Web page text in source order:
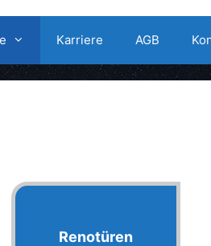
Karriere AGB
Renotüren